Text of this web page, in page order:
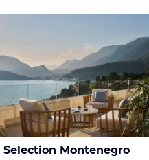
Selection Montenegro